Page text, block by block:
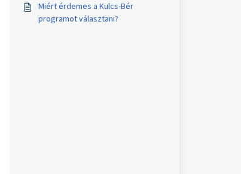
Miért érdemes a Kulcs-Bér
programot választani?